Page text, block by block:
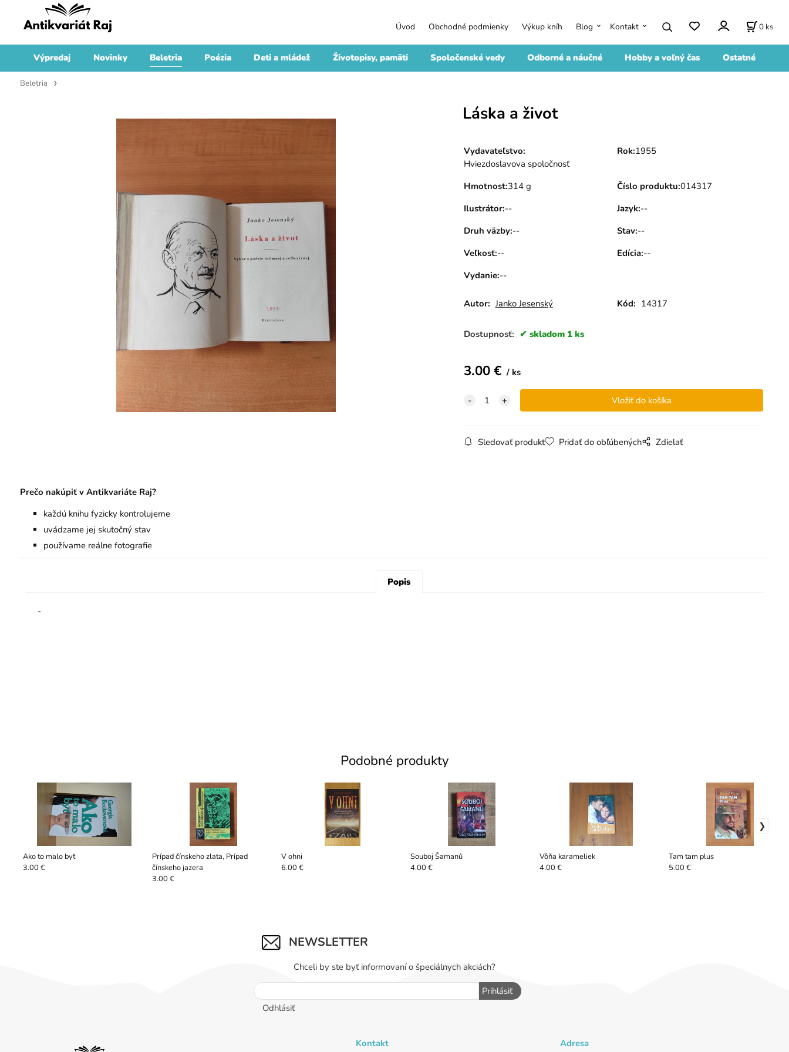
Výpredaj Novinky Beletria Poézia Deti a mládež Životopisy, pamäti Spoločenské vedy Odborné a náučné Hobby a voľný čas Ostatné
Úvod Obchodné podmienky Výkup kníh Blog Kontakt 0 ks
Beletria
Láska a život
Vydavateľstvo:
Hviezdoslavova spoločnosť
Rok:1955
Hmotnost:314 g Číslo produktu:014317
Ilustrátor:-- Jazyk:--
Druh väzby:-- Stav:--
Veľkosť:-- Edícia:--
Vydanie:--
Autor: Janko Jesenský Kód: 14317
Dostupnosť: skladom 1 ks
3.00€ ks
Sledovať produkt Pridať do obľúbených Zdielať
Prečo nakúpiť v Antikvariáte Raj?
každú knihu fyzicky kontrolujeme
uvádzame jej skutočný stav
používame reálne fotografie
Popis
-
Podobné produkty
Ako to malo byť
3.00 €
Prípad čínskeho zlata, Prípad
čínskeho jazera
3.00 €
V ohni
6.00 €
Souboj Šamanů
4.00 €
Vôňa karameliek
4.00 €
Tam tam plus
5.00 €
NEWSLETTER
Chceli by ste byť informovaní o špeciálnych akciách?
Prihlásiť
Odhlásiť
Kontakt Adresa